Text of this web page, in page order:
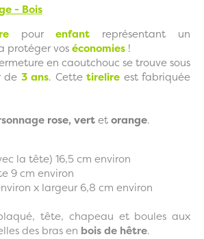
- Bois
pourenfant représentant un
protéger voséconomies !
en caoutchouc se trouve sous
de 3 ans. Cette tirelire est fabriquée
rose, vertetorange.
la tête) 16,5 cm environ
9 cm environ
x largeur 6,8 cm environ
tête, chapeau et boules aux
des bras en bois de hêtre.